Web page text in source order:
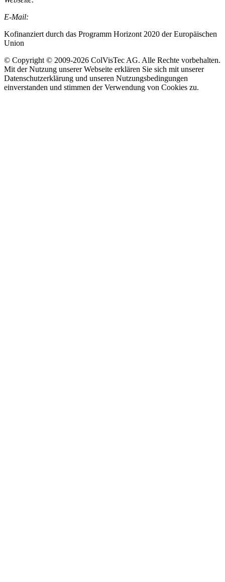
E-Mail:
Kofinanziert durch das Programm Horizont 2020 der Europäischen
Union
© Copyright © 2009-2026 ColVisTec AG. Alle Rechte vorbehalten.​
Mit der Nutzung unserer Webseite erklären Sie sich mit unserer
Datenschutzerklärung und unseren Nutzungsbedingungen
einverstanden und stimmen der Verwendung von Cookies zu.